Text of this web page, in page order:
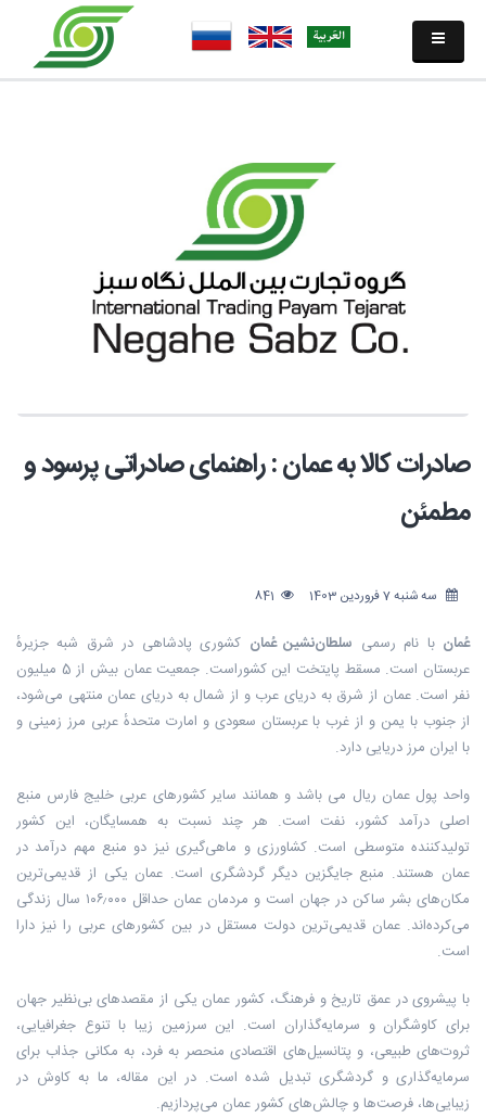
صادرات کالا به عمان : راهنمای صادراتی پرسود و
مطمئن
سه شنبه 7 فروردین 1403
عُمان با نام رسمی سلطان‌نشین عُمان کشوری پادشاهی در شرق شبه جزیرهٔ
عربستان است. مسقط پایتخت
این کشوراست. جمعیت عمان بیش از 5 میلیون
نفر است. عمان از شرق به دریای عرب و از شمال به دریای عمان منتهی می‌شود،
از جنوب با یمن و از غرب با عربستان سعودی و امارت متحدهٔ عربی مرز زمینی و
با ایران مرز دریایی دارد.
واحد پول عمان ریال می باشد و همانند سایر کشورهای عربی خلیج فارس منبع
اصلی درآمد کشور، نفت است. هر چند نسبت به همسایگان، این کشور
تولیدکننده متوسطی است. کشاورزی و ماهی‌گیری نیز دو منبع مهم درآمد در
عمان هستند. منبع جایگزین دیگر گردشگری است. عمان یکی از قدیمی‌ترین
مکان‌های بشر ساکن در جهان است و مردمان عمان حداقل ۱۰۶٫۰۰۰ سال زندگی
می‌کرده‌اند. عمان قدیمی‌ترین دولت مستقل در بین کشورهای عربی را نیز دارا
است.
با پیشروی در عمق تاریخ و فرهنگ، کشور عمان یکی از مقصدهای بی‌نظیر جهان
برای کاوشگران و سرمایه‌گذاران است. این سرزمین زیبا با تنوع جغرافیایی،
ثروت‌های طبیعی، و پتانسیل‌های اقتصادی منحصر به فرد، به مکانی جذاب برای
سرمایه‌گذاری و گردشگری تبدیل شده است. در این مقاله، ما به کاوش در
زیبایی‌ها، فرصت‌ها و چالش‌های کشور عمان می‌پردازیم.